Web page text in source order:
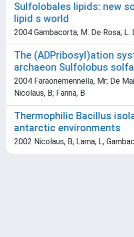
Sulfolobales lipids: new
lipid s world
2004 Gambacorta; M. De Rosa; L.
The (ADPribosyl)ation
archaeon Sulfolobus
2004 Faraonemennella, Mr; De
Nicolaus, B; Farina, B
Thermophilic Bacillus
antarctic environments
2002 Nicolaus, B; Lama, L;